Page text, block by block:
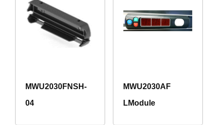
MWU2030FNSH-
04
MWU2030AF
LModule